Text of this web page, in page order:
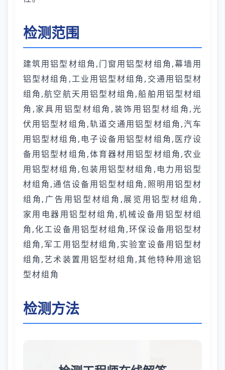
检测范围
建筑用铝型材组角,门窗用铝型材组角,幕墙用
铝型材组角,工业用铝型材组角,交通用铝型材
组角,航空航天用铝型材组角,船舶用铝型材组
角,家具用铝型材组角,装饰用铝型材组角,光
伏用铝型材组角,轨道交通用铝型材组角,汽车
用铝型材组角,电子设备用铝型材组角,医疗设
备用铝型材组角,体育器材用铝型材组角,农业
用铝型材组角,包装用铝型材组角,电力用铝型
材组角,通信设备用铝型材组角,照明用铝型材
组角,广告用铝型材组角,展览用铝型材组角,
家用电器用铝型材组角,机械设备用铝型材组
角,化工设备用铝型材组角,环保设备用铝型材
组角,军工用铝型材组角,实验室设备用铝型材
组角,艺术装置用铝型材组角,其他特种用途铝
型材组角
检测方法